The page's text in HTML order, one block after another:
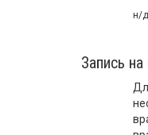
н/
Запись